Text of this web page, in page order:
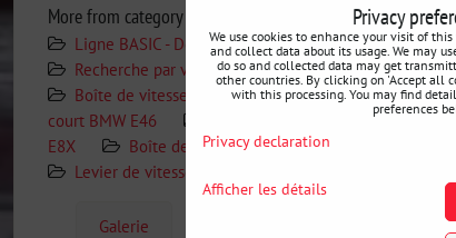
More from category
Ligne BASIC - Démarrez le drift Pièces de
Recherche par voiture
BMW E30 Boîte
Boîte de vitesses BMW E36
Levier de Vitesse
court BMW E46
Boîte de vitesses
E8X
Boîte de vitesses BMW E9X E8X
Levier de vitesse court
Galerie
Privacy
We use cookies to enhance your visit of
and collect data about its usage. We may
do so and collected data may get
other countries. By clicking on 'Accept all
with this processing. You may find
preferences
Privacy declaration
Afficher les détails